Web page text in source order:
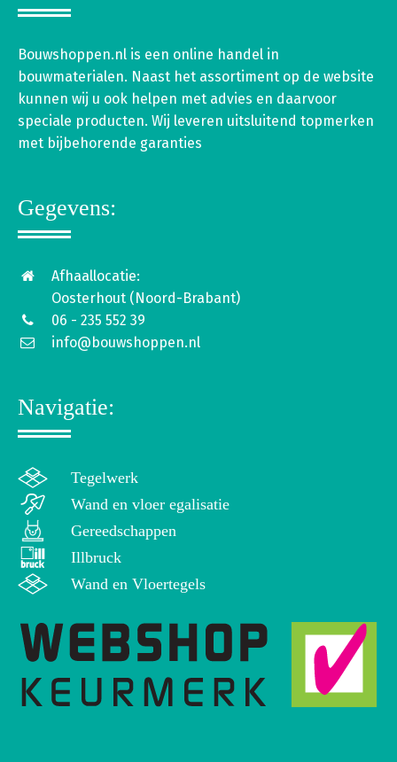
Bouwshoppen.nl is een online handel in
bouwmaterialen. Naast het assortiment op de website
kunnen wij u ook helpen met advies en daarvoor
speciale producten. Wij leveren uitsluitend topmerken
met bijbehorende garanties
Gegevens:
Afhaallocatie:
Oosterhout (Noord-Brabant)
06 - 235 552 39
info@bouwshoppen.nl
Navigatie:
Tegelwerk
Wand en vloer egalisatie
Gereedschappen
Illbruck
Wand en Vloertegels